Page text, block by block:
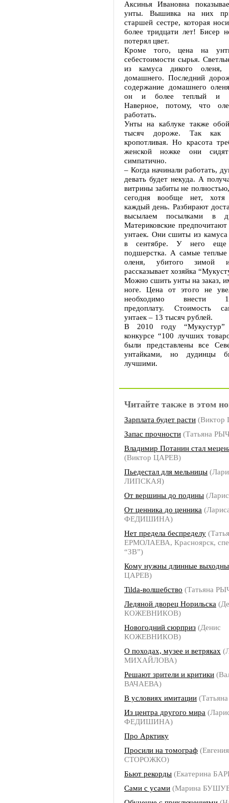
Аксинья Ивановна
унты. Вышивка на них
старшей сестре, которая
более тридцати лет! Бисер
потерял цвет.
Кроме того, цена на
себестоимости сырья.
из камуса дикого
домашнего. Последний
содержание домашнего
он и более теплый и
Наверное, потому, что
работать.
Унты на каблуке также
тысяч дороже. Так как
кропотливая. Но красота
женской ножке они
симпатично.
– Когда начинали работать,
девать будет некуда. А
витрины забиты не
сегодня вообще нет,
каждый день. Разбирают
высылаем посылками в
Материковские предпочитают
унтаек. Они сшиты из камуса
в сентябре. У него еще
подшерстка. А самые теплые
оленя, убитого зимой
рассказывает хозяйка
Можно сшить унты на заказ,
ноге. Цена от этого не
необходимо внести
предоплату. Стоимость
унтаек – 13 тысяч рублей.
В 2010 году “Мукустур”
конкурсе “100 лучших
были представлены все
унтайками, но дудинцы
лучшими.
Читайте также в этом
Зарплата будет расти
Запас прочности (Татьяна
Владимир Потанин стал
(Виктор ЦАРЕВ)
Пьедестал для мельницы
ЛИПСКАЯ)
От вершины до подины
От ценника до ценника
ФЕДИШИНА)
Нет предела беспределу
ЕРМОЛАЕВА, Красноярск,
“ЗВ”)
Кому нужны длинные
ЦАРЕВ)
Tilda-волшебство (Татьяна
Ледяной дворец Норильска
КОЖЕВНИКОВ)
Новогодний сюрприз (Денис
КОЖЕВНИКОВ)
О походах, музее и ветряках
МИХАЙЛОВА)
Решают зрители и критики
ВАЧАЕВА)
В условиях имитации
Из центра другого мира
ФЕДИШИНА)
Про Арктику
Просили на томограф (Евгения
СТОРОЖКО)
Бьют рекорды (Екатерина
Сами с усами (Марина